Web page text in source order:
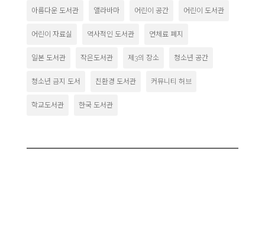
아름다운 도서관 앨라바마 어린이 공간 어린이 도서관
어린이 자료실 역사적인 도서관 연체료 폐지
일본 도서관 작은도서관 제3의 장소 청소년 공간
청소년 금지 도서 친환경 도서관 커뮤니티 허브
학교도서관 한국 도서관